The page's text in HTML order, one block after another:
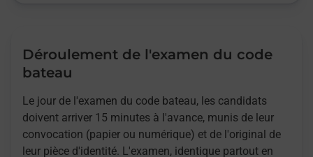
Déroulement de l'examen du code
bateau
Le jour de l'examen du code bateau, les candidats
doivent arriver 15 minutes à l'avance, munis de leur
convocation (papier ou numérique) et de l'original de
leur pièce d'identité. L'examen, identique partout en